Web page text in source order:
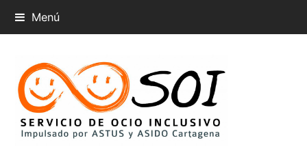
Menú